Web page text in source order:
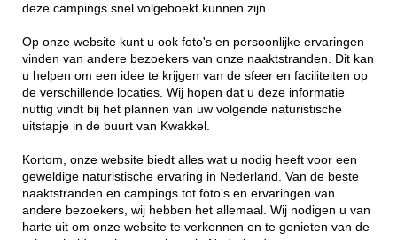
deze campings snel volgeboekt kunnen zijn.
Op onze website kunt u ook foto's en persoonlijke ervaringen
vinden van andere bezoekers van onze naaktstranden. Dit kan
u helpen om een idee te krijgen van de sfeer en faciliteiten op
de verschillende locaties. Wij hopen dat u deze informatie
nuttig vindt bij het plannen van uw volgende naturistische
uitstapje in de buurt van Kwakkel.
Kortom, onze website biedt alles wat u nodig heeft voor een
geweldige naturistische ervaring in Nederland. Van de beste
naaktstranden en campings tot foto's en ervaringen van
andere bezoekers, wij hebben het allemaal. Wij nodigen u van
harte uit om onze website te verkennen en te genieten van de